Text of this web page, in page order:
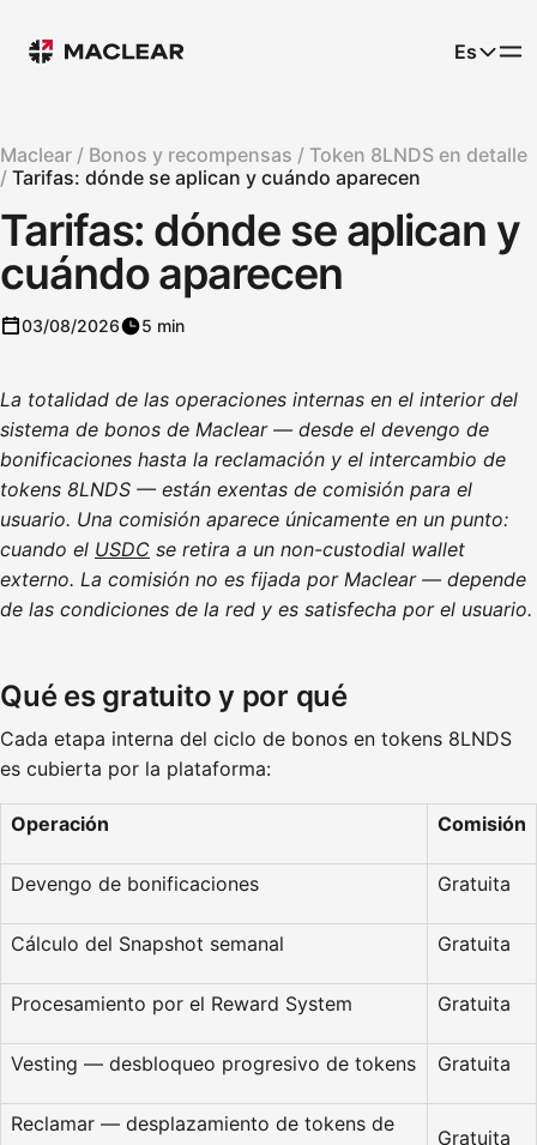
Es
Maclear / Bonos y recompensas / Token 8LNDS en detalle
/ Tarifas: dónde se aplican y cuándo aparecen
Tarifas: dónde se aplican y
cuándo aparecen
03/08/2026 5 min
La totalidad de las operaciones internas en el interior del
sistema de bonos de Maclear — desde el devengo de
bonificaciones hasta la reclamación y el intercambio de
tokens 8LNDS — están exentas de comisión para el
usuario. Una comisión aparece únicamente en un punto:
cuando el USDC se retira a un non-custodial wallet
externo. La comisión no es fijada por Maclear — depende
de las condiciones de la red y es satisfecha por el usuario.
Qué es gratuito y por qué
Cada etapa interna del ciclo de bonos en tokens 8LNDS
es cubierta por la plataforma:
Operación Comisión
Devengo de bonificaciones Gratuita
Cálculo del Snapshot semanal Gratuita
Procesamiento por el Reward System Gratuita
Vesting — desbloqueo progresivo de tokens Gratuita
Reclamar — desplazamiento de tokens de
Gratuita